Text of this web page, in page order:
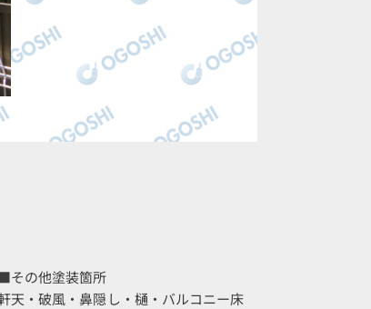
その他塗装箇所
天・破風・鼻隠し・樋・バルコニー床